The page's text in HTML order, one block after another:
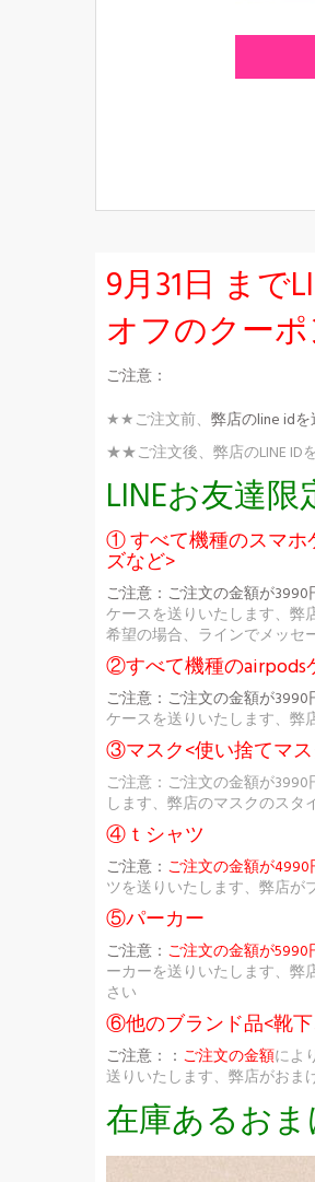
9月31日 まで
オフのクー
ご注意：
★★ご注文前、 弊店のline idを
★★ご注文後、弊店のLINE ID
LINEお友達
① すべて機種のスマホ
ズなど>
ご注意： ご注文の金額が3990
ケースを送りいたします、弊
希望の場合、ラインでメッセ
②すべて機種のairpods
ご注意： ご注文の金額が3990
ケースを送りいたします、弊
③マスク<使い捨てマス
ご注意：ご注文の金額が
します、弊店のマスクのス
④ｔシャツ
ご注意： ご注文の金額が4990
ツを送りいたします、弊店
⑤パーカー
ご注意： ご注文の金額が5990
ーカーを送りいたします、弊
さい
⑥他のブランド品<靴
ご注意：： ご注文の金額によ
送りいたします、弊店がおま
在庫あるお